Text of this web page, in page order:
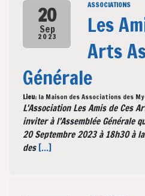
20
Sep
2023
ASSOCIATIONS
Les
Arts
Générale
Lieu: la Maison des Associations des
L'Association Les Amis de Ces
inviter à l'Assemblée Générale
20 Septembre 2023 à 18h30 à
des [...]